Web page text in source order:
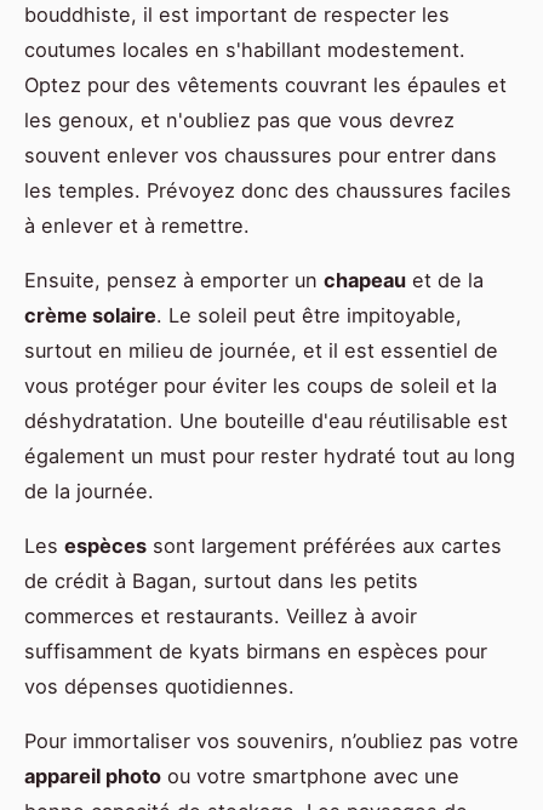
bouddhiste, il est important de respecter les
coutumes locales en s'habillant modestement.
Optez pour des vêtements couvrant les épaules et
les genoux, et n'oubliez pas que vous devrez
souvent enlever vos chaussures pour entrer dans
les temples. Prévoyez donc des chaussures faciles
à enlever et à remettre.
Ensuite, pensez à emporter un chapeau et de la
crème solaire. Le soleil peut être impitoyable,
surtout en milieu de journée, et il est essentiel de
vous protéger pour éviter les coups de soleil et la
déshydratation. Une bouteille d'eau réutilisable est
également un must pour rester hydraté tout au long
de la journée.
Les espèces sont largement préférées aux cartes
de crédit à Bagan, surtout dans les petits
commerces et restaurants. Veillez à avoir
suffisamment de kyats birmans en espèces pour
vos dépenses quotidiennes.
Pour immortaliser vos souvenirs, n’oubliez pas votre
appareil photo ou votre smartphone avec une